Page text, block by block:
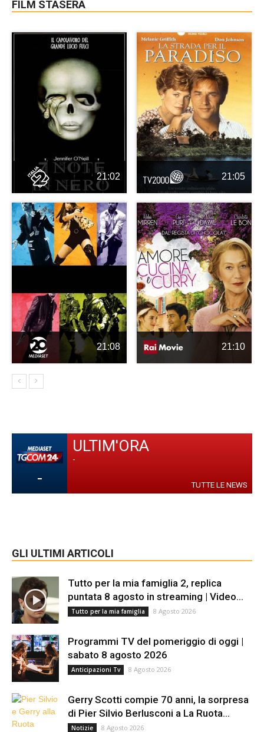
FILM STASERA
21:02 21:05
21:08 21:10
-
ULTIM'ORA
-
TUTTE LE NEWS
GLI ULTIMI ARTICOLI
Tutto per la mia famiglia 2, replica
puntata 8 agosto in streaming | Video...
Tutto per la mia famiglia 8 Agosto 2026
Programmi TV del pomeriggio di oggi |
sabato 8 agosto 2026
Anticipazioni Tv 8 Agosto 2026
Gerry Scotti compie 70 anni, la sorpresa
di Pier Silvio Berlusconi a La Ruota...
Notizie 8 Agosto 2026